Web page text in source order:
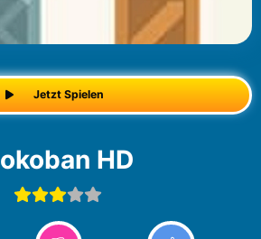
Jetzt Spielen
Sokoban HD